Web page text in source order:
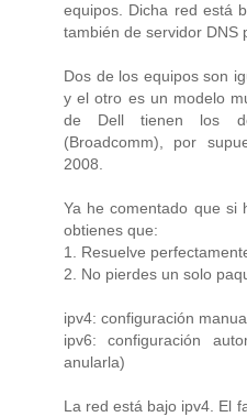
equipos. Dicha red está
también de servidor DNS
Dos de los equipos son
y el otro es un modelo
de Dell tienen los
(Broadcomm), por
2008.
Ya he comentado que si
obtienes que:
1. Resuelve
2. No pierdes un solo
ipv4: configuración
ipv6: configuración
anularla)
La red está bajo ipv4. El